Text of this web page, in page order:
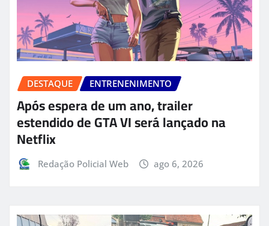
DESTAQUE ENTRENENIMENTO
Após espera de um ano, trailer
estendido de GTA VI será lançado na
Netflix
Redação Policial Web ago 6, 2026